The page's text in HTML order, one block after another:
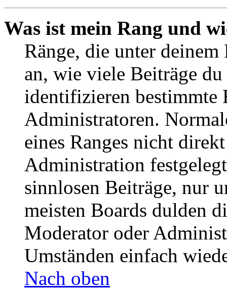
Was ist mein Rang und
Ränge, die unter deinem
an, wie viele Beiträge
identifizieren bestimmte
Administratoren.
eines Ranges nicht
Administration
sinnlosen Beiträge, nur
meisten Boards dulden
Moderator oder
Umständen einfach
Nach oben